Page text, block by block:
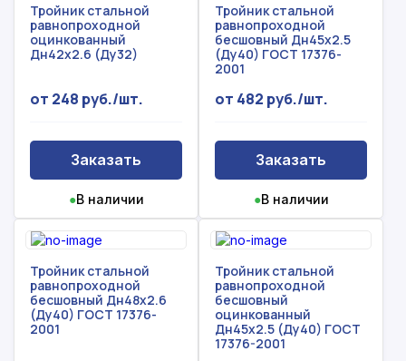
Тройник стальной
равнопроходной
оцинкованный
Дн42х2.6 (Ду32)
от 248 руб./шт.
Заказать
●В наличии
Тройник стальной
равнопроходной
бесшовный Дн45х2.5
(Ду40) ГОСТ 17376-
2001
от 482 руб./шт.
Заказать
●В наличии
Тройник стальной
равнопроходной
бесшовный Дн48х2.6
(Ду40) ГОСТ 17376-
2001
Тройник стальной
равнопроходной
бесшовный
оцинкованный
Дн45х2.5 (Ду40) ГОСТ
17376-2001
Рассчитать смету
Заполните форму ниже, чтобы получить
точный расчет сметы. Мы свяжемся с вами в
Оставьте номер
телефона